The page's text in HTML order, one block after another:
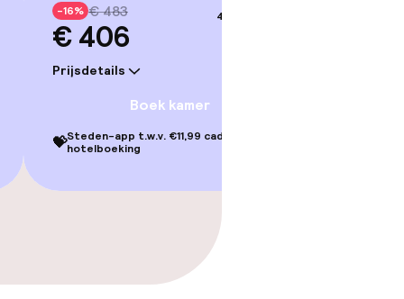
-16% € 483
€ 406
Prijsdetails
4–5 sep.
Boek kamer
💝Steden-app t.w.v. €11,99 cadeau bij je
hotelboeking